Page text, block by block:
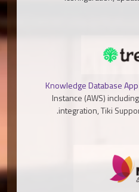
Knowledge Database App
Instance (AWS)
integration, Tiki